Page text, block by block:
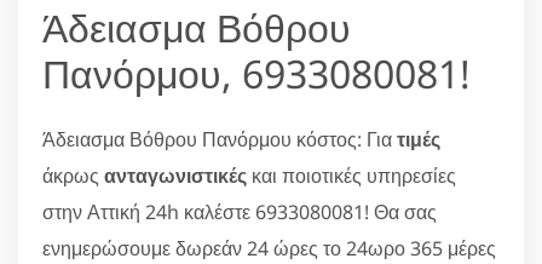
Άδειασμα Βόθρου
Πανόρμου, 6933080081!
Άδειασμα Βόθρου Πανόρμου κόστος: Γιατιμές
άκρως ανταγωνιστικές και ποιοτικές υπηρεσίες
στην Αττική 24h καλέστε 6933080081! Θα σας
ενημερώσουμε δωρεάν 24 ώρες το 24ωρο 365 μέρες